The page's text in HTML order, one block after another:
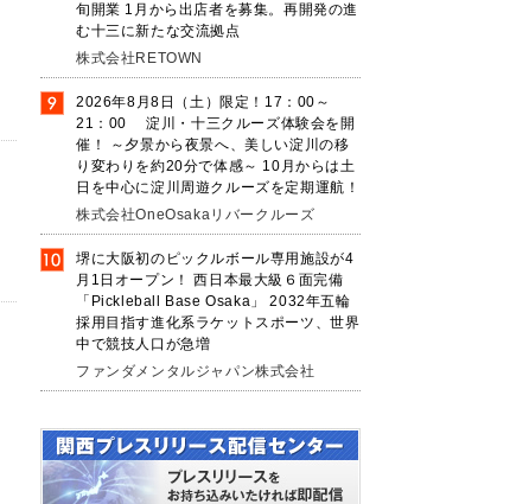
旬開業 1月から出店者を募集。再開発の進
む十三に新たな交流拠点
株式会社RETOWN
2026年8月8日（土）限定！17：00～
21：00 淀川・十三クルーズ体験会を開
催！ ～夕景から夜景へ、美しい淀川の移
り変わりを約20分で体感～ 10月からは土
日を中心に淀川周遊クルーズを定期運航！
株式会社OneOsakaリバークルーズ
堺に大阪初のピックルボール専用施設が4
月1日オープン！ 西日本最大級６面完備
「Pickleball Base Osaka」 2032年五輪
採用目指す進化系ラケットスポーツ、世界
中で競技人口が急増
ファンダメンタルジャパン株式会社